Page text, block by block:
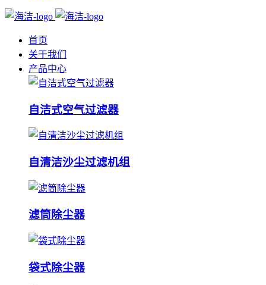
首页
关于我们
产品中心
自洁式空气过滤器
自清洁沙尘过滤机组
滤筒除尘器
袋式除尘器